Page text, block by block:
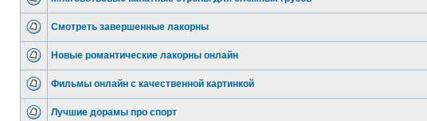
Смотреть завершенные лакорны
Новые романтические лакорны онлайн
Фильмы онлайн с качественной картинкой
Лучшие дорамы про спорт